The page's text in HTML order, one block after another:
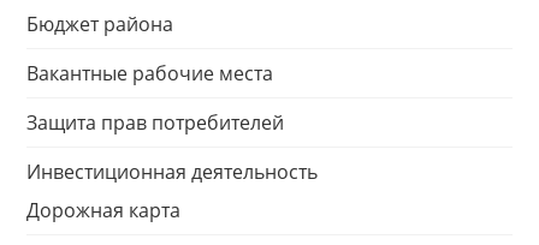
Бюджет района
Вакантные рабочие места
Защита прав потребителей
Инвестиционная деятельность
Дорожная карта